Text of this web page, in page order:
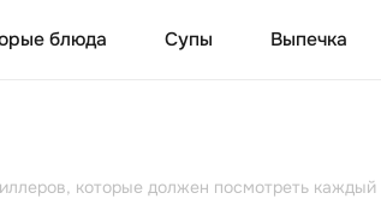
блюда Супы Выпечка
которые должен посмотреть каждый